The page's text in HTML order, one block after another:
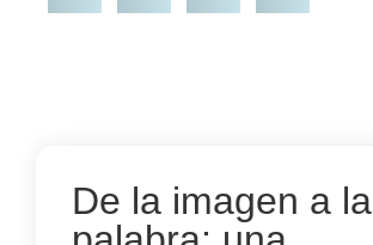
De la imagen a la